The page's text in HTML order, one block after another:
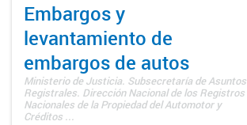
Embargos y
levantamiento de
embargos de autos
Ministerio de Justicia. Subsecretaría de Asuntos
Registrales. Dirección Nacional de los Registros
Nacionales de la Propiedad del Automotor y
Créditos ...